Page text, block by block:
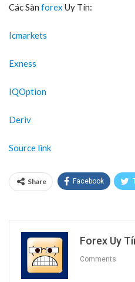
Các Sàn forex Uy Tín:
Icmarkets
Exness
IQOption
Deriv
Source link
Share Facebook
Forex Uy
Comments